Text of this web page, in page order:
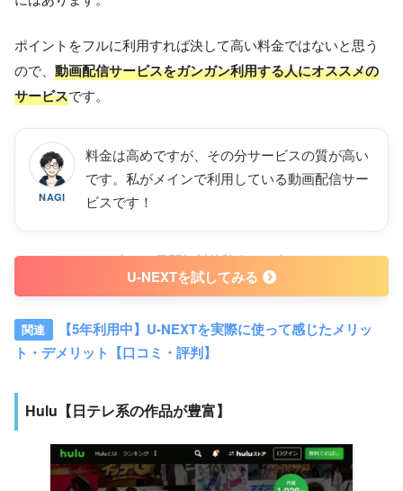
ポイントをフルに利用すれば決して高い料金ではないと思う
ので、 動画配信サービスをガンガン利用する人にオススメの
サービスです。
NAGI
料金は高めですが、その分サービスの質が高い
です。私がメインで利用している動画配信サー
ビスです！
31日間無料体験あり
U-NEXTを試してみる
【5年利用中】U-NEXTを実際に使って感じたメリッ
ト・デメリット【口コミ・評判】
Hulu【日テレ系の作品が豊富】